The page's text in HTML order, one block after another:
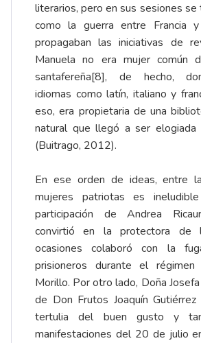
literarios, pero en sus sesiones
como la guerra entre Francia
propagaban las iniciativas de
Manuela no era mujer común
santafereña[8], de hecho,
idiomas como latín, italiano y
eso, era propietaria de una
natural que llegó a ser elogiada
(Buitrago, 2012).
En ese orden de ideas, entre
mujeres patriotas es
participación de Andrea
convirtió en la protectora
ocasiones colaboró con la
prisioneros durante el
Morillo. Por otro lado, Doña
de Don Frutos Joaquín
tertulia del buen gusto y
manifestaciones del 20 de julio